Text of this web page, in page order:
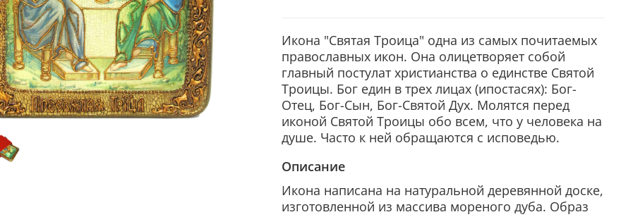
Икона "Святая Троица" одна из самых почитаемых
православных икон. Она олицетворяет собой
главный постулат христианства о единстве Святой
Троицы. Бог един в трех лицах (ипостасях): Бог-
Отец, Бог-Сын, Бог-Святой Дух. Молятся перед
иконой Святой Троицы обо всем, что у человека на
душе. Часто к ней обращаются с исповедью.
Описание
Икона написана на натуральной деревянной доске,
изготовленной из массива мореного дуба. Образ